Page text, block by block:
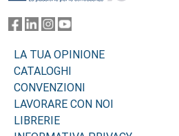
LA TUA OPINIONE
CATALOGHI
CONVENZIONI
LAVORARE CON NOI
LIBRERIE